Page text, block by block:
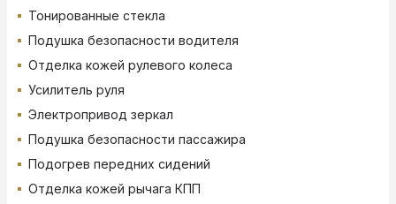
Тонированные стекла
Подушка безопасности водителя
Отделка кожей рулевого колеса
Усилитель руля
Электропривод зеркал
Подушка безопасности пассажира
Подогрев передних сидений
Отделка кожей рычага КПП